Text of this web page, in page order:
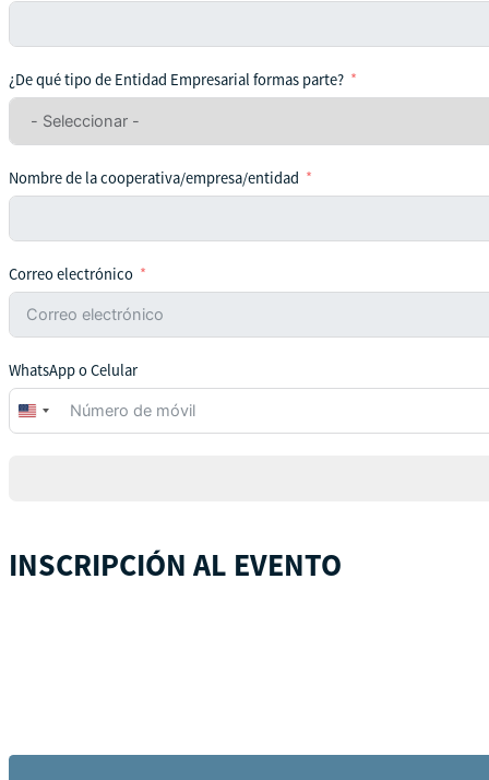
¿De qué tipo de Entidad Empresarial formas parte?
Nombre de la cooperativa/empresa/entidad
Correo electrónico
WhatsApp o Celular
United
States
INSCRIPCIÓN AL EVENTO